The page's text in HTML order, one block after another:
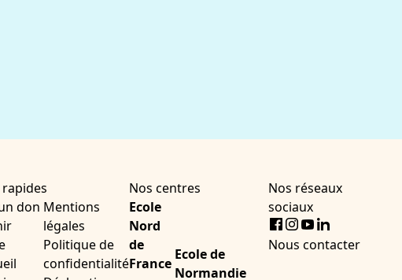
rapides
don Mentions
légales
Politique de
confidentialité
Nos centres
Ecole
Nord
de
France
Ecole de
Normandie
Nos réseaux
sociaux
Facebook
Instagram
Youtube
Nous contacter